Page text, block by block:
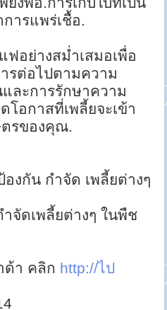
ารแพร่เชื้อ.
อย่างสม่ำเสมอเพื่อ
รต่อไปตามความ
ละการรักษาความ
อกาสที่เพลี้ยจะเข้า
ตรของคุณ.
งกัน กำจัด เพลี้ยต่างๆ
จัดเพลี้ยต่างๆ ในพืช
ด้า คลิก http://ไป